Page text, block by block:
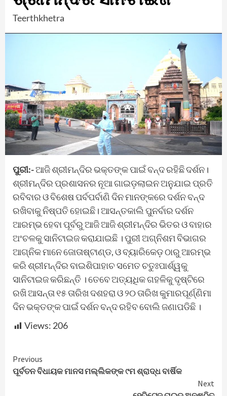
Teerthkhetra
ପୁରୀ:-ଆଜି ଶ୍ରୀମନ୍ଦିର ଭକ୍ତଙ୍କ ପାଇଁ ବନ୍ଦ ରହିଛି ଦର୍ଶନ।
ଶ୍ରୀମନ୍ଦିର ପ୍ରଶାସନର ନୂଆ ଗାଇଡ଼ଲାଇନ ଅନୁଯାଇ ପ୍ରତି
ରବିବାର ଓ ବିଶେଷ ପର୍ବପର୍ବାଣି ଦିନ ମାନଙ୍କରେ ଦର୍ଶନ ବନ୍ଦ
ରଖିବାକୁ ନିଷ୍ପତି ହୋଇଛି। ଆସନ୍ତକାଲି ପୁନର୍ବାର ଦର୍ଶନ
ଆରମ୍ଭ ହେବା ପୂର୍ବରୁ ଆଜି ଆଜି ଶ୍ରୀମନ୍ଦିର ଭିତର ଓ ବାହାର
ଅଂଚଳକୁ ସାନିଟାଇଜ କରାଯାଇଛି । ପୁରୀ ଅଗ୍ନିଶମ ବିଭାଗର
ଆଗ୍ନିକ ମାନେ ଜୋତାଷ୍ଟାଣ୍ଡ, ଓ ବ୍ୟାରିକେଡ଼ ଠାରୁ ଆରମ୍ଭ
କରି ଶ୍ରୀମନ୍ଦିର ବାଇଶିପାହାଚ ସମେତ ଚତୁଃପାର୍ଶ୍ୱକୁ
ସାନିଟାଇଜ କରିଛନ୍ତି । ତେବେ ଅତ୍ୟଧିକ ଗହଳିକୁ ଦୃଷ୍ଟିରେ
ରଖି ଆସନ୍ତା ୧୫ ତାରିଖ ଦଶହରା ଓ ୨୦ ତାରିଖ କୁମାରପୂର୍ଣ୍ଣିମା
ଦିନ ଭକ୍ତଙ୍କ ପାଇଁ ଦର୍ଶନ ବନ୍ଦ ରହିବ ବୋଲି ଜଣାପଡିଛି ।
Views: 206
Continue
Reading
Previous
ପୂର୍ବତନ ବିଧାୟକ ମାନସ ମଲ୍ଲିକଙ୍କ ୯ମ ଶ୍ରାଦ୍ଧ ବାର୍ଷିକ
Next